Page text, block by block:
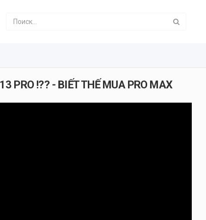
PRO !?? - BIẾT THẾ MUA PRO MAX